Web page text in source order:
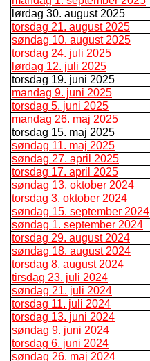
lørdag 30. august 2025
torsdag 21. august 2025
søndag 10. august 2025
torsdag 24. juli 2025
lørdag 12. juli 2025
torsdag 19. juni 2025
mandag 9. juni 2025
torsdag 5. juni 2025
mandag 26. maj 2025
torsdag 15. maj 2025
søndag 11. maj 2025
søndag 27. april 2025
torsdag 17. april 2025
søndag 13. oktober 2024
torsdag 3. oktober 2024
søndag 15. september 2024
søndag 1. september 2024
torsdag 29. august 2024
søndag 18. august 2024
torsdag 8. august 2024
tirsdag 23. juli 2024
søndag 21. juli 2024
torsdag 11. juli 2024
torsdag 13. juni 2024
søndag 9. juni 2024
torsdag 6. juni 2024
søndag 26. maj 2024